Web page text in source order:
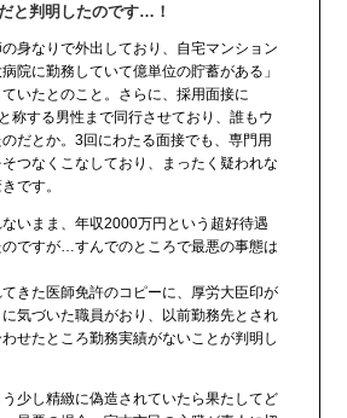
と判明したのです…！
身なりで外出しており、自宅マンション
院に勤務していて億単位の貯蓄がある」
いたとのこと。さらに、採用面接に
称する男性まで同行させており、誰もウ
だとか。3回にわたる面接でも、専門用
つなくこなしており、まったく疑われな
です。
いまま、年収2000万円という超好待遇
ですが…すんでのところで最悪の事態は
きた医師免許のコピーに、厚労大臣印が
気づいた職員がおり、以前勤務先とされ
せたところ勤務実績がないことが判明し
少し精緻に偽造されていたら果たしてど